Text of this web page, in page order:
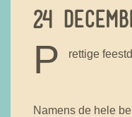
24
P rettige
Namens de hele